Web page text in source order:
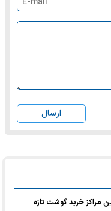
ارسال
خرید گوشت تازه